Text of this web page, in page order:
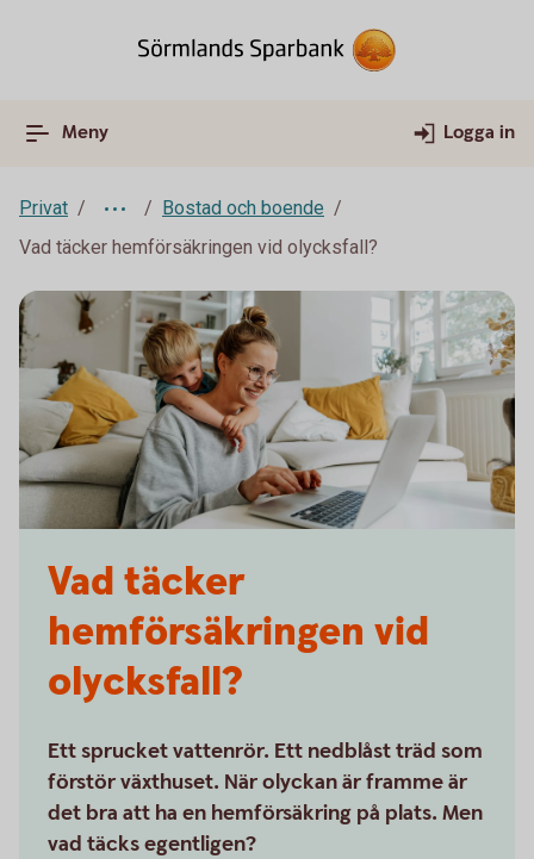
Meny Logga in
Privat
Bostad och boende
Vad täcker hemförsäkringen vid olycksfall?
Vad täcker
hemförsäkringen vid
olycksfall?
Ett sprucket vattenrör. Ett nedblåst träd som
förstör växthuset. När olyckan är framme är
det bra att ha en hemförsäkring på plats. Men
vad täcks egentligen?